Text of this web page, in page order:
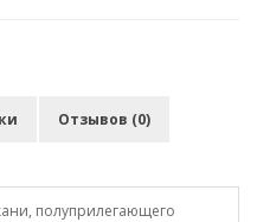
Отзывов (0)
полуприлегающего